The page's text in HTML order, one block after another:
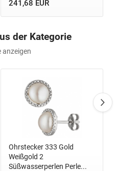
241,68 EUR
der Kategorie
anzeigen
Ohrstecker 333 Gold
Weißgold 2
Süßwasserperlen Perle...